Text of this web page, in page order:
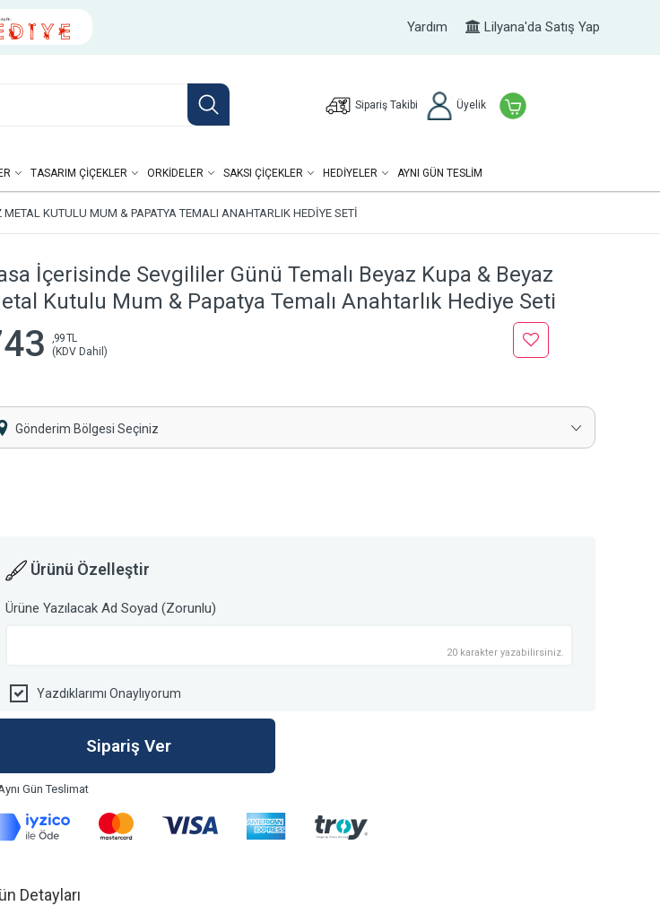
Yardım Lilyana'da Satış Yap
Sipariş Takibi Üyelik
TASARIM ÇIÇEKLER ORKIDELER SAKSI ÇIÇEKLER HEDIYELER AYNI GÜN TESLİM
KUTULU MUM & PAPATYA TEMALI ANAHTARLIK HEDIYE SETI
İçerisinde Sevgililer Günü Temalı Beyaz Kupa & Beyaz
Kutulu Mum & Papatya Temalı Anahtarlık Hediye Seti
,99 TL
(KDV Dahil)
Gönderim Bölgesi Seçiniz
Ürünü Özelleştir
Ürüne Yazılacak Ad Soyad (Zorunlu)
20 karakter yazabilirsiniz.
Yazdıklarımı Onaylıyorum
Gün Teslimat
Detayları